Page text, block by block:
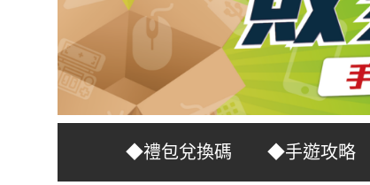
◆禮包兌換碼 ◆手遊攻略